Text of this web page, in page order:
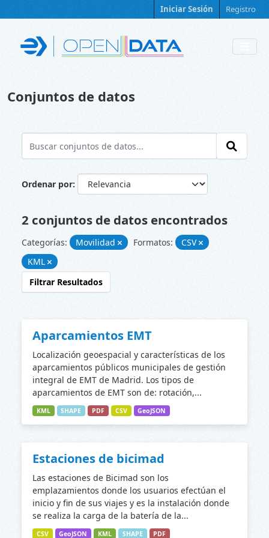
Iniciar Sesión Registro
Conjuntos de datos
Ordenar por
2 conjuntos de datos encontrados
Categorías: Movilidad Formatos:
CSV
KML
Filtrar Resultados
Aparcamientos EMT
Localización geoespacial y características de los
aparcamientos públicos municipales de gestión
integral de EMT de Madrid. Los tipos de
aparcamientos de EMT son de: rotación,...
KML SHAPE PDF CSV GeoJSON
Estaciones de bicimad
Las estaciones de Bicimad son los
emplazamientos donde los usuarios efectúan el
inicio y fin de sus viajes y es la instalación donde
se realiza la carga de la batería de la...
CSV GeoJSON KML SHAPE PDF